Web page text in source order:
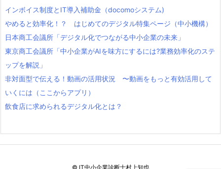
インボイス制度とIT導入補助金（docomoシステム)
やめると効率化！？ はじめてのデジタル特集ページ（中小機構）
日本商工会議所「デジタル化でつながる中小企業の未来」
東京商工会議所「中小企業がAIを味方にするには?業務効率化のステ
ップを解説」
非対面型で伝える！動画の活用状況 〜動画をもっと有効活用して
いくには（ここからアプリ）
飲食店に求められるデジタル化とは？
© IT中小企業診断士村上知也